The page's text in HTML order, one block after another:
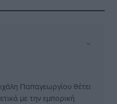
⌄
Παπαγεωργίου θέτει
με την εμπορική